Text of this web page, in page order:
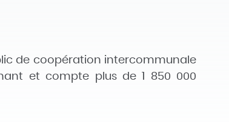
de coopération intercommunale
et compte plus de 1 850 000